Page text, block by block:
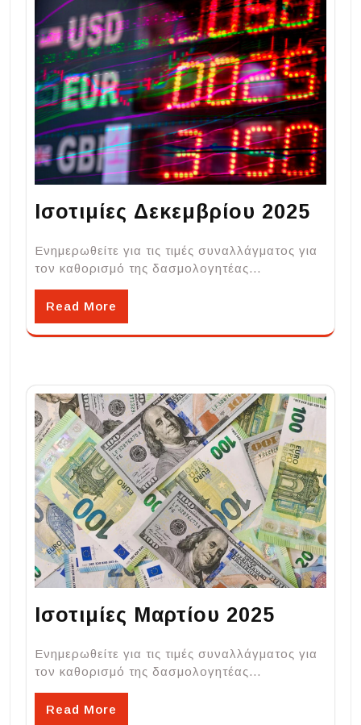
Ισοτιμίες Δεκεμβρίου 2025
Ενημερωθείτε για τις τιμές συναλλάγματος για
τον καθορισμό της δασμολογητέας…
Read More
Ισοτιμίες Μαρτίου 2025
Ενημερωθείτε για τις τιμές συναλλάγματος για
τον καθορισμό της δασμολογητέας…
Read More